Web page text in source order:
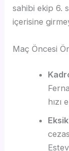
sahibi ekip 6.
içerisine
Maç Öncesi
hızı